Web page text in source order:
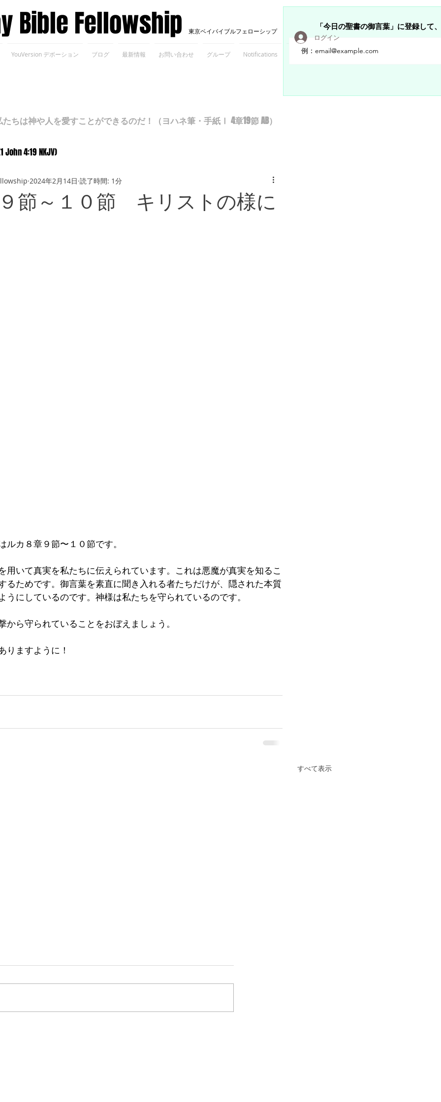
Bible Fellowship 東京ベイバイブルフェローシップ
YouVersion デボーション ブログ 最新情報 お問い合わせ グループ Notifications Members
「今日の聖書の御言葉」に登録して
ログイン
ちは神や人を愛すことができるのだ！（ヨハネ筆・手紙Ⅰ 4章19節 AB）
John 4:19 NKJV)
節～１０節 キリストの様に
2024年2月14日 読了時間: 1分
ルカ８章９節〜１０節です。
用いて真実を私たちに伝えられています。これは悪魔が真実を知るこ
るためです。御言葉を素直に聞き入れる者たちだけが、隠された本質
うにしているのです。神様は私たちを守られているのです。
から守られていることをおぼえましょう。
りますように！
すべて表示